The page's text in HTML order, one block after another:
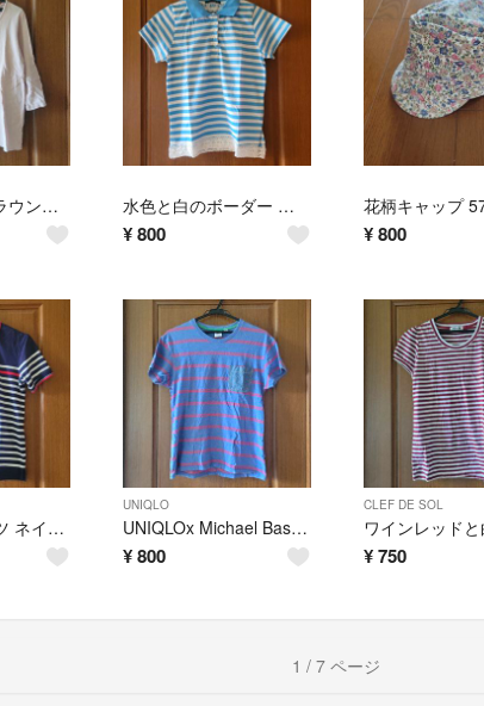
ピンク 五分袖 ラウンドネック トップス Mサイズ 水色と白のボーダー 半袖ポロシャツ Mサイズ
¥800 ¥ 800
ボーダーTシャツ ネイビー/ホワイト/レッド Sサイズ
UNIQLO
UNIQLOx Michael Bastian ボーダーTシャツ Sサイズ
¥800
CLEF DE SOL
¥ 750
1 / 7 ページ